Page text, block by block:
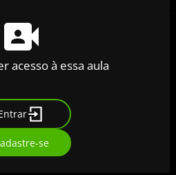
acesso à essa aula
se